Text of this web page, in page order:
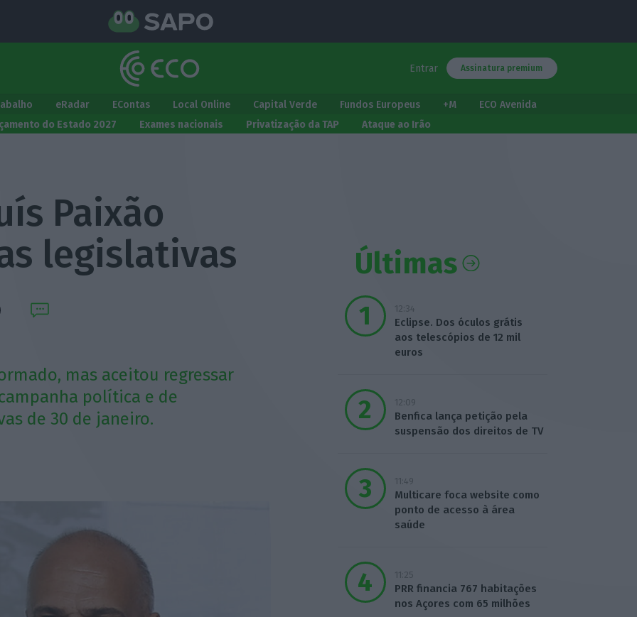
Entrar Assinatura premium
eRadar EContas Local Online Capital Verde Fundos Europeus +M
ECO Avenida
do Estado 2027 Exames nacionais Privatização da TAP Ataque ao Irão
Paixão
legislativas
mas aceitou regressar
política e de
de 30 de janeiro.
Últimas
12:34
Eclipse. Dos óculos grátis
aos telescópios de 12 mil
euros
12:09
Benfica lança petição pela
suspensão dos direitos de TV
11:49
Multicare foca website como
ponto de acesso à área
saúde
11:25
PRR financia 767 habitações
nos Açores com 65 milhões